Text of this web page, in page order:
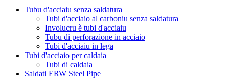
Tubu d'acciaiu senza saldatura
Tubi d'acciaio al carboniu senza saldatura
Involucru è tubi d'acciaiu
Tubu di perforazione in acciaio
Tubi d'acciaiu in lega
Tubi d'acciaio per caldaia
Tubi di caldaia
Saldati ERW Steel Pipe